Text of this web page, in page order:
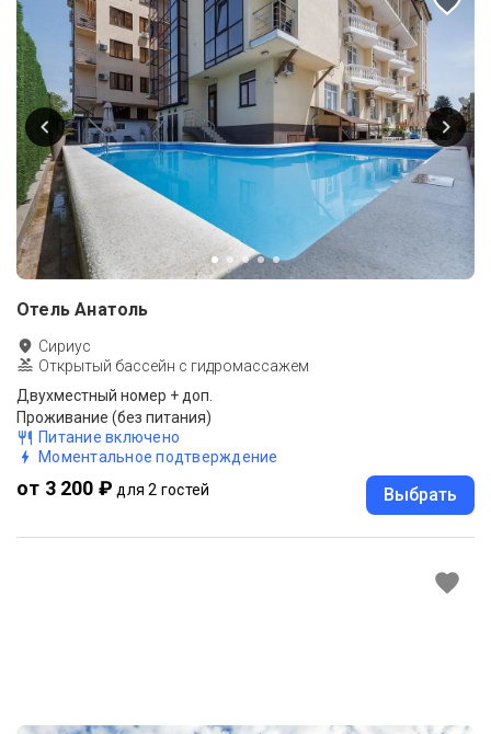
Отель Анатоль
Сириус
Открытый бассейн с гидромассажем
Двухместный номер + доп.
Проживание (без питания)
Питание включено
Моментальное подтверждение
от 3 200 ₽ для 2 гостей Выбрать